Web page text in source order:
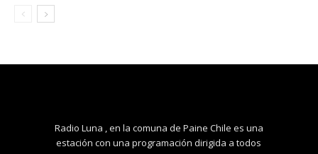
Radio Luna , en la comuna de Paine Chile es una
estación con una programación dirigida a todos